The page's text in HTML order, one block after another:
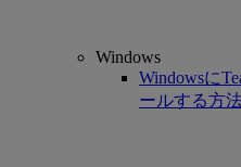
Windows
Windowsに
ールする方